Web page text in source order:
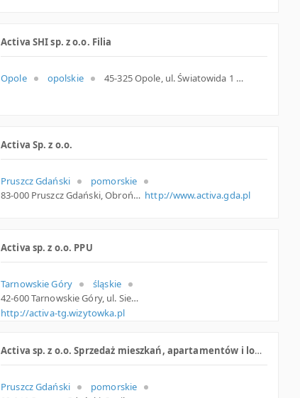
Activa SHI sp. z o.o. Filia
Opole opolskie 45-325 Opole, ul. Światowida 1 a, opolskie
Activa Sp. z o.o.
Pruszcz Gdański
pomorskie
83-000 Pruszcz Gdański, Obrońców Wybrzeża 2 B, woj. Pomorskie, pow. Gdański, gm. Pruszcz Gdański http://www.activa.gda.pl
Activa sp. z o.o. PPU
Tarnowskie Góry
śląskie
42-600 Tarnowskie Góry, ul. Siewierska 65, śląskie
http://activa-tg.wizytowka.pl
Activa sp. z o.o. Sprzedaż mieszkań, apartamentów i lokali usługowych
Pruszcz Gdański
pomorskie